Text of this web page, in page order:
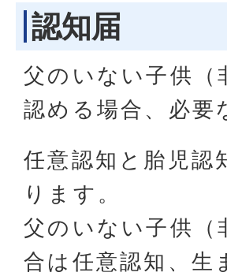
認知届
父のいない子供（
認める場合、必要
任意認知と胎児認
ります。
父のいない子供（
合は任意認知、生